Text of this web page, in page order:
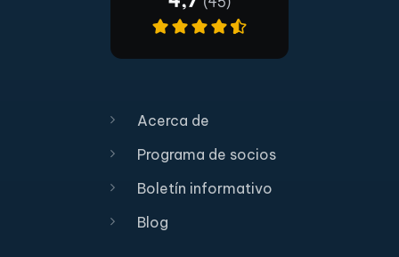
Acerca de
Programa de socios
Boletín informativo
Blog